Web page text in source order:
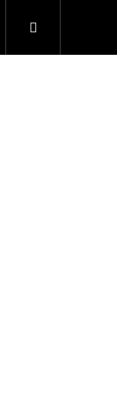
kupónyNákupní